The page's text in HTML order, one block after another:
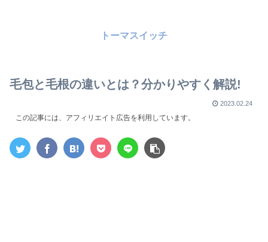
トーマスイッチ
毛包と毛根の違いとは？分かりやすく解説!
2023.02.24
この記事には、アフィリエイト広告を利用しています。